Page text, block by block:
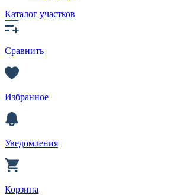
Каталог участков
Сравнить
Избранное
Уведомления
Корзина